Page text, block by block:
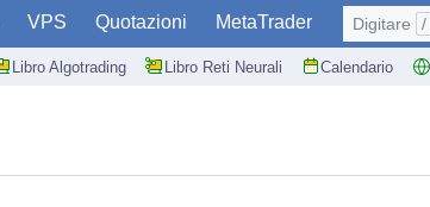
VPS Quotazioni MetaTrader
Libro Algotrading Libro Reti Neurali Calendario
Digitare /